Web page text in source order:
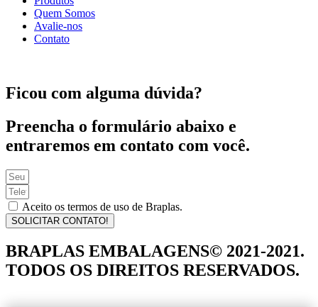
Quem Somos
Avalie-nos
Contato
Ficou com alguma dúvida?
Preencha o formulário abaixo e
entraremos em contato com você.
Aceito os termos de uso de Braplas.
SOLICITAR CONTATO!
BRAPLAS EMBALAGENS© 2021-2021.
TODOS OS DIREITOS RESERVADOS.